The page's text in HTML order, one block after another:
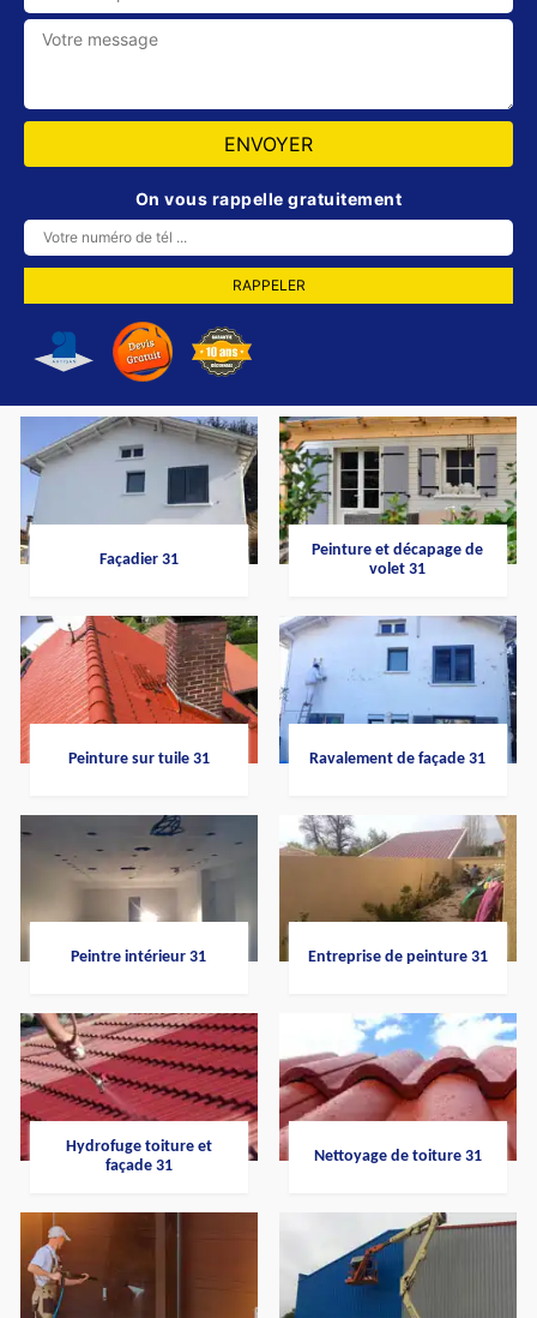
On vous rappelle gratuitement
Façadier 31
Peinture et décapage de
volet 31
Peinture sur tuile 31 Ravalement de façade 31
Peintre intérieur 31 Entreprise de peinture 31
Hydrofuge toiture et
façade 31
Nettoyage de toiture 31